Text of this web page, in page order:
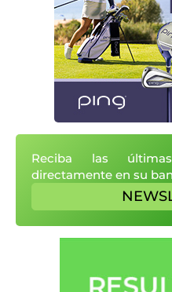
Reciba las
directamente en su